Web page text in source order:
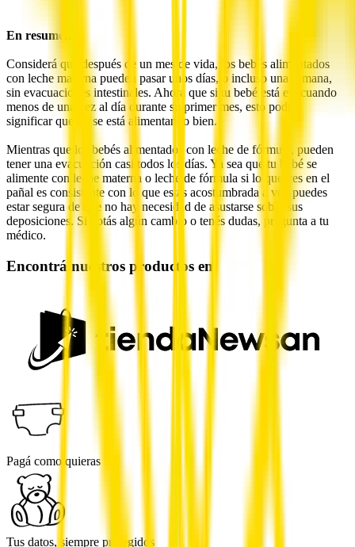
En resumen
Considerá que después de un mes de vida, los bebés alimentados
con leche materna pueden pasar unos días, o incluso una semana,
sin evacuaciones intestinales. Ahora que si tu bebé está evacuando
menos de una vez al día durante su primer mes, esto podría
significar que no se está alimentando bien.
Mientras que los bebés alimentados con leche de fórmula, pueden
tener una evacuación casi todos los días. Ya sea que tu bebé se
alimente con leche materna o leche de fórmula si lo que ves en el
pañal es consistente con lo que estás acostumbrada a ver, puedes
estar segura de que no hay necesidad de asustarse sobre sus
deposiciones. Si notás algún cambio o tenés dudas, pregunta a tu
médico.
Encontrá nuestros productos en
Pagá como quieras
Tus datos, siempre protegidos